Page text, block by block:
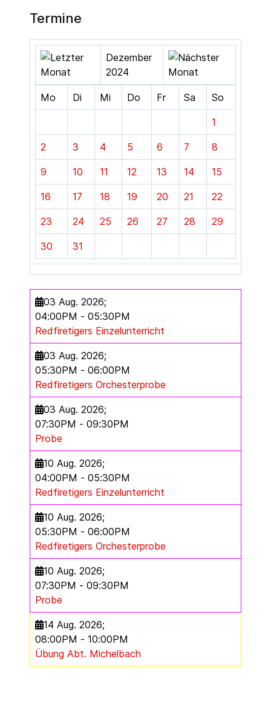
Termine
Dezember
2024
Mo Di Mi Do Fr Sa So
1
2 3 4 5 6 7 8
9 10 11 12 13 14 15
16 17 18 19 20 21 22
23 24 25 26 27 28 29
30 31
03 Aug. 2026;
04:00PM - 05:30PM
Redfiretigers Einzelunterricht
03 Aug. 2026;
05:30PM - 06:00PM
Redfiretigers Orchesterprobe
03 Aug. 2026;
07:30PM - 09:30PM
Probe
10 Aug. 2026;
04:00PM - 05:30PM
Redfiretigers Einzelunterricht
10 Aug. 2026;
05:30PM - 06:00PM
Redfiretigers Orchesterprobe
10 Aug. 2026;
07:30PM - 09:30PM
Probe
14 Aug. 2026;
08:00PM - 10:00PM
Übung Abt. Michelbach